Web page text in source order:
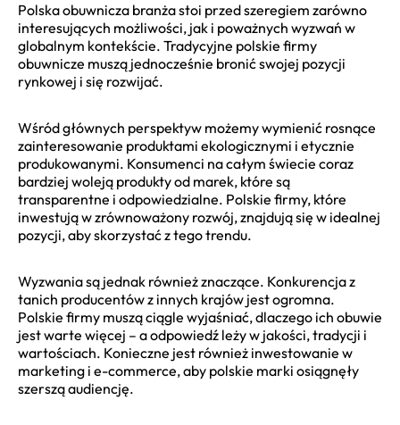
Polska obuwnicza branża stoi przed szeregiem zarówno
interesujących możliwości, jak i poważnych wyzwań w
globalnym kontekście. Tradycyjne polskie firmy
obuwnicze muszą jednocześnie bronić swojej pozycji
rynkowej i się rozwijać.
Wśród głównych perspektyw możemy wymienić rosnące
zainteresowanie produktami ekologicznymi i etycznie
produkowanymi. Konsumenci na całym świecie coraz
bardziej woleją produkty od marek, które są
transparentne i odpowiedzialne. Polskie firmy, które
inwestują w zrównoważony rozwój, znajdują się w idealnej
pozycji, aby skorzystać z tego trendu.
Wyzwania są jednak również znaczące. Konkurencja z
tanich producentów z innych krajów jest ogromna.
Polskie firmy muszą ciągle wyjaśniać, dlaczego ich obuwie
jest warte więcej – a odpowiedź leży w jakości, tradycji i
wartościach. Konieczne jest również inwestowanie w
marketing i e-commerce, aby polskie marki osiągnęły
szerszą audiencję.